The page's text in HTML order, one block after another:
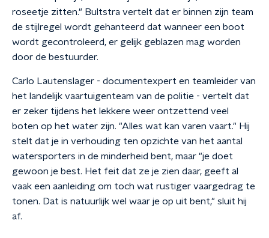
roseetje zitten." Bultstra vertelt dat er binnen zijn team
de stijlregel wordt gehanteerd dat wanneer een boot
wordt gecontroleerd, er gelijk geblazen mag worden
door de bestuurder.
Carlo Lautenslager - documentexpert en teamleider van
het landelijk vaartuigenteam van de politie - vertelt dat
er zeker tijdens het lekkere weer ontzettend veel
boten op het water zijn. "Alles wat kan varen vaart." Hij
stelt dat je in verhouding ten opzichte van het aantal
watersporters in de minderheid bent, maar "je doet
gewoon je best. Het feit dat ze je zien daar, geeft al
vaak een aanleiding om toch wat rustiger vaargedrag te
tonen. Dat is natuurlijk wel waar je op uit bent," sluit hij
af.